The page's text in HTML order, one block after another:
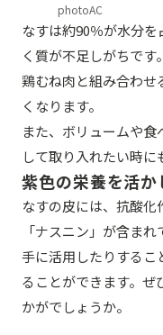
photoAC
なすは約90％が水分
く質が不足しがちで
鶏むね肉と組み合わせ
くなります。
また、ボリュームや
して取り入れたい時に
紫色の栄養を活か
なすの皮には、抗酸
「ナスニン」が含ま
手に活用したりするこ
ることができます。ぜ
かがでしょうか。